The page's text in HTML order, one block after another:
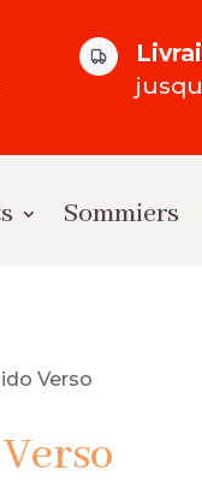
Sommiers
Verso